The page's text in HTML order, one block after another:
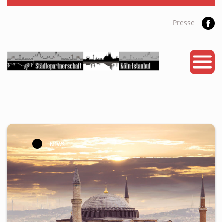
Presse
NEWS
START
PARTNERSTADT
NEWS
KALENDER
GALERIE
Videos
ÜBER UNS